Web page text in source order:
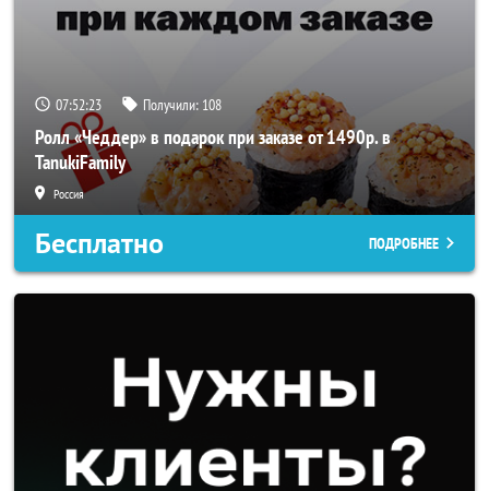
07:52:22 Получили: 108
Ролл «Чеддер» в подарок при заказе от 1490р. в
TanukiFamily
Россия
Бесплатно ПОДРОБНЕЕ